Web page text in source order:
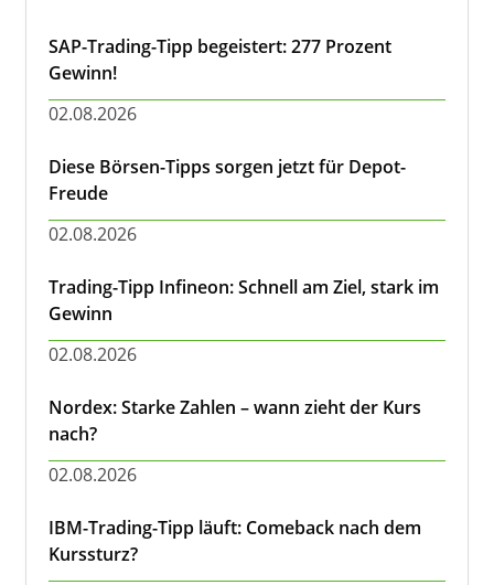
SAP-Trading-Tipp begeistert: 277 Prozent
Gewinn!
02.08.2026
Diese Börsen-Tipps sorgen jetzt für Depot-
Freude
02.08.2026
Trading-Tipp Infineon: Schnell am Ziel, stark im
Gewinn
02.08.2026
Nordex: Starke Zahlen – wann zieht der Kurs
nach?
02.08.2026
IBM-Trading-Tipp läuft: Comeback nach dem
Kurssturz?